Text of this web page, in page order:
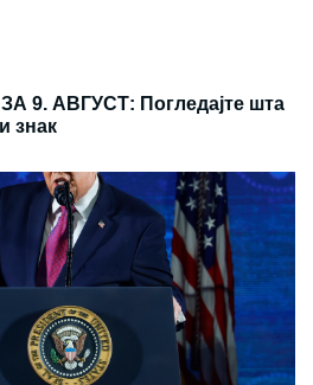
9. АВГУСТ: Погледајте шта
знак